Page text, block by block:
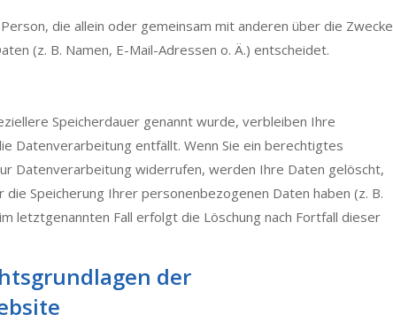
die allein oder gemeinsam mit anderen über die Zwecke
(z. B. Namen, E-Mail-Adressen o. Ä.) entscheidet.
Speicherdauer genannt wurde, verbleiben Ihre
Datenverarbeitung entfällt. Wenn Sie ein berechtigtes
Datenverarbeitung widerrufen, werden Ihre Daten gelöscht,
Speicherung Ihrer personenbezogenen Daten haben (z. B.
letztgenannten Fall erfolgt die Löschung nach Fortfall dieser
der